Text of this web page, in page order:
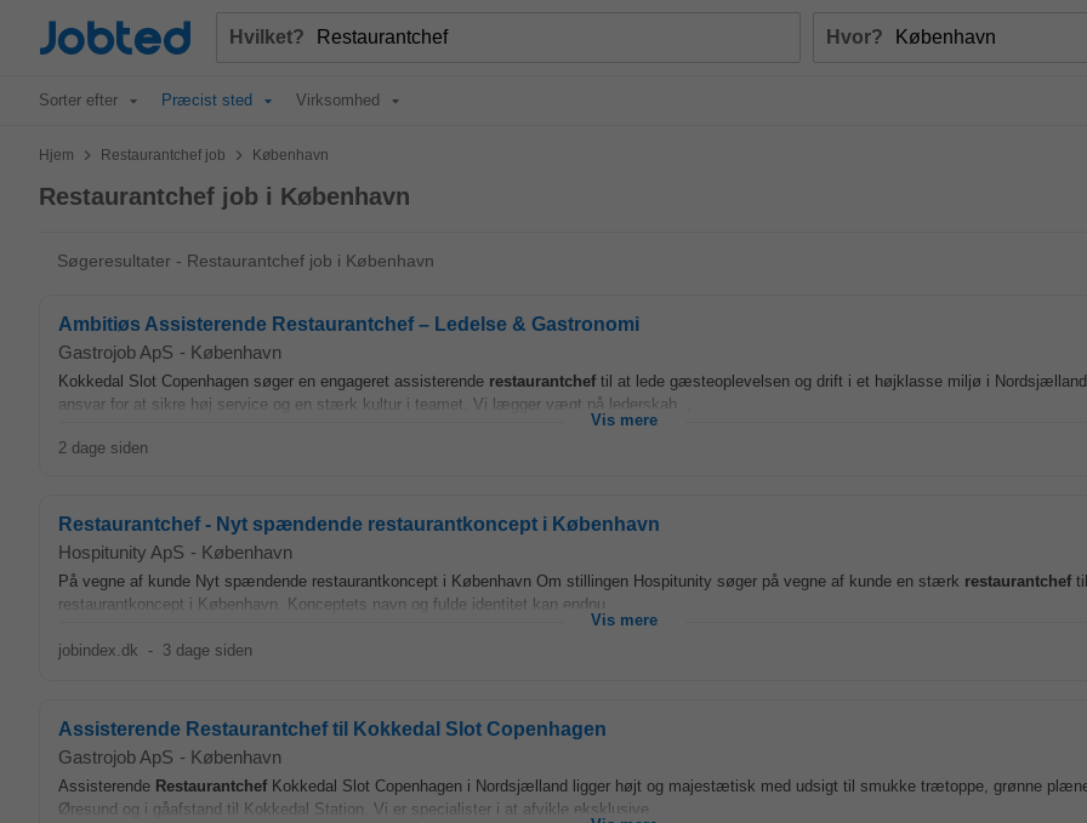
Jobted Hvilket? Hvor?
Sorter efter Præcist sted Virksomhed
Hjem > Restaurantchef job > København
Restaurantchef job i København
Søgeresultater - Restaurantchef job i København
Ambitiøs Assisterende Restaurantchef – Ledelse & Gastronomi
Gastrojob ApS - København
Kokkedal Slot Copenhagen søger en engageret assisterende restaurantcheftil at lede gæsteoplevelsen og drift i et højklasse miljø i
ansvar for at sikre høj service og en stærk kultur i teamet. Vi lægger vægt på lederskab...
Vis mere
2 dage siden
Restaurantchef - Nyt spændende restaurantkoncept i København
Hospitunity ApS - København
På vegne af kunde Nyt spændende restaurantkoncept i København Om stillingen Hospitunity søger på vegne af kunde en stærk restaurantcheftil
restaurantkoncept i København. Konceptets navn og fulde identitet kan endnu...
Vis mere
jobindex.dk - 3 dage siden
Assisterende Restaurantchef til Kokkedal Slot Copenhagen
Gastrojob ApS - København
Assisterende RestaurantchefKokkedal Slot Copenhagen i Nordsjælland ligger højt og majestætisk med udsigt til smukke trætoppe, grønne
Øresund og i gåafstand til Kokkedal Station. Vi er specialister i at afvikle eksklusive...